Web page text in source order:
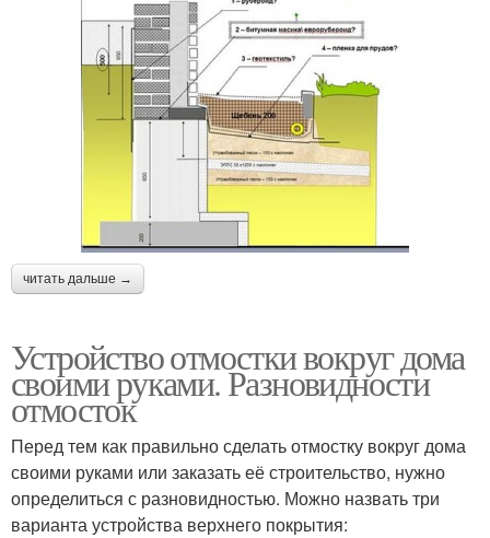
читать дальше →
Устройство отмостки вокруг дома
своими руками. Разновидности
отмосток
Перед тем как правильно сделать отмостку вокруг дома
своими руками или заказать её строительство, нужно
определиться с разновидностью. Можно назвать три
варианта устройства верхнего покрытия: